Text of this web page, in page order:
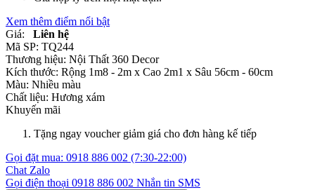
Xem thêm điểm nổi bật
Giá:
Liên hệ
Mã SP: TQ244
Thương hiệu: Nội Thất 360 Decor
Kích thước: Rộng 1m8 - 2m x Cao 2m1 x Sâu 56cm - 60cm
Màu: Nhiều màu
Chất liệu: Hương xám
Khuyến mãi
Tặng ngay voucher giảm giá cho đơn hàng kế tiếp
Gọi đặt mua: 0918 886 002 (7:30-22:00)
Chat Zalo
Gọi điện thoại 0918 886 002 Nhắn tin SMS